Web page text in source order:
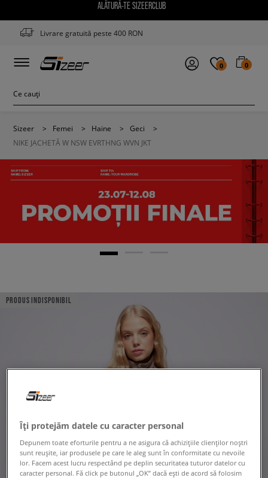
ALĂTURĂ-TE SIZEERCLUB
Livrare gratuită peste 400 RON
0 0
Sizeer > Femei > Haine > Geci
>
NIKE JACHETĂ W NSW EVRTHNG WVN JKT
PRODUS INDISPONIBIL
Îți protejăm datele cu caracter personal
Depunem toate eforturile pentru a ne asigura că achizițiile clienților noștri
sunt reușite, iar produsele pe care le aleg sunt în conformitate cu nevoile
lor. Facem acest lucru respectând pe deplin securitatea tuturor datelor cu
caracter personal. Fă click pe butonul „OK” dacă ești de acord să folosim